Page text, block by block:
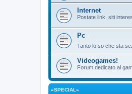
Internet
Postate link, siti
Pc
Tanto lo so che sta
Videogames!
Forum dedicato al
«SPECIAL»